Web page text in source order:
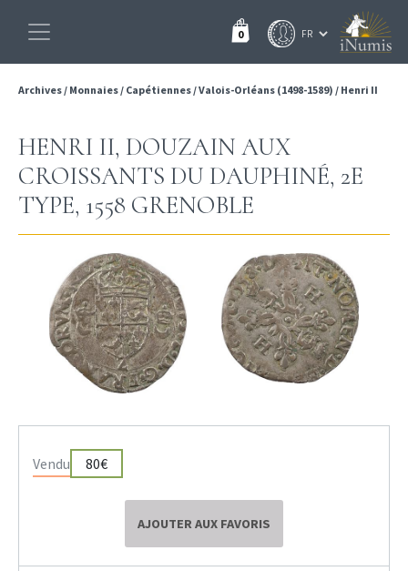
0
Archives/ Monnaies/ Capétiennes/Valois-Orléans (1498-1589) / Henri II
HENRI II, DOUZAIN AUX
CROISSANTS DU DAUPHINÉ, 2E
TYPE, 1558 GRENOBLE
Vendu 80€
AJOUTER AUX FAVORIS